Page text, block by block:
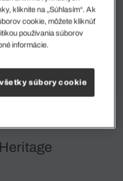
kliknite na „Súhlasím“. Ak
cookie, môžete kliknúť
používania súborov
informácie.
súbory cookie